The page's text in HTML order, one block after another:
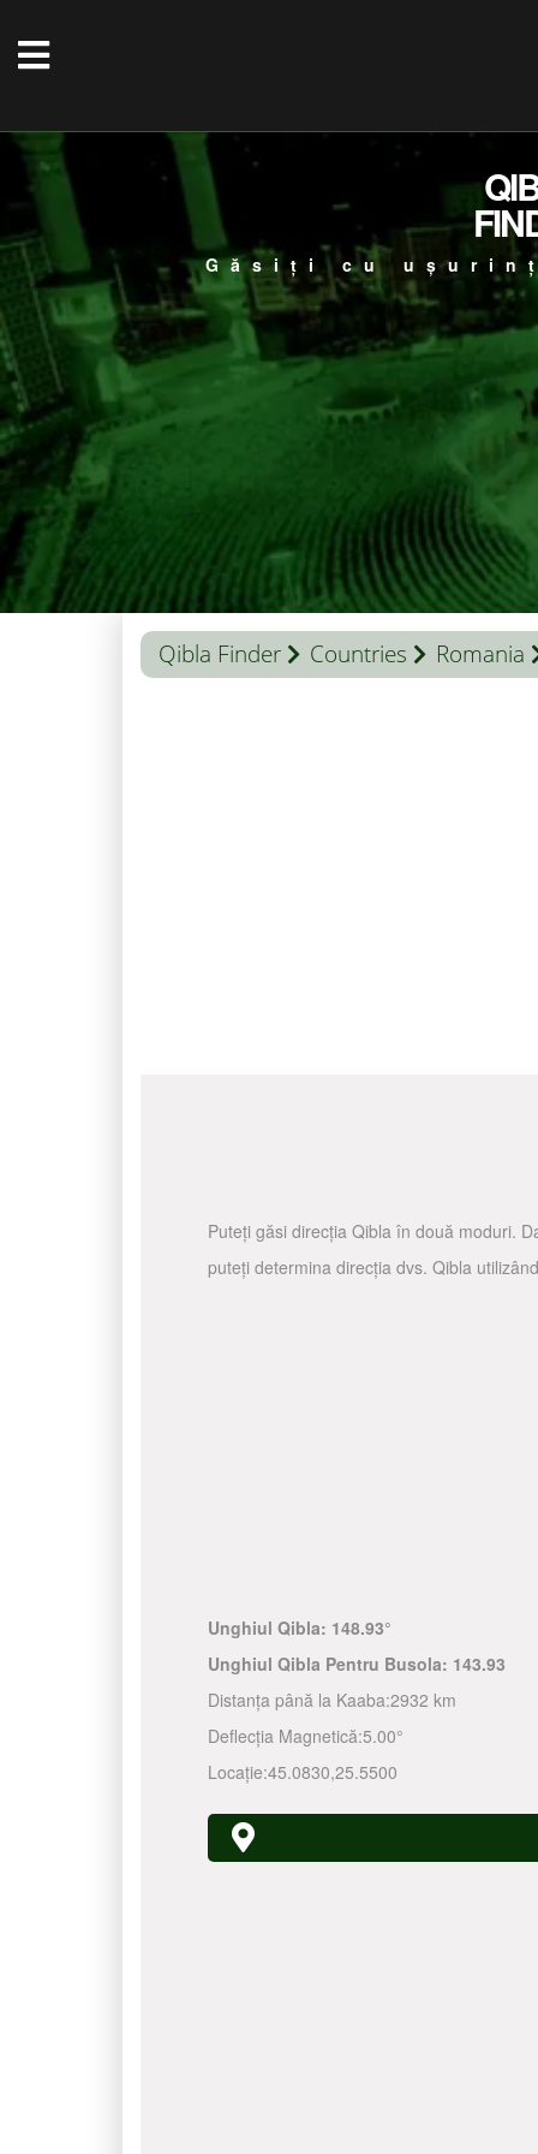
Găsiți cu
Qibla Finder Countries Romania
Puteți găsi direcția Qibla în două moduri.
puteți determina direcția dvs. Qibla
Unghiul Qibla: 148.93°
Unghiul Qibla Pentru Busola: 143.93
Distanța până la Kaaba:2932 km
Deflecția Magnetică:5.00°
Locație:45.0830,25.5500